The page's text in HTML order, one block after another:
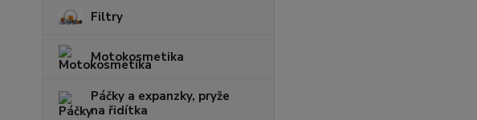
Filtry
Motokosmetika
Páčky a expanzky, pryže
na řidítka